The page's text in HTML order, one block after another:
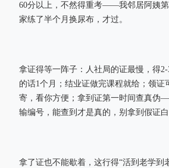
60分以上，不然得重考——我邻居阿姨
家练了半个月换尿布，才过。
拿证得等一阵子：人社局的证最慢，得
的话1个月；结业证做完课程就给；领证
寄，看你方便；拿到证第一时间查真伪
输编号，能查到才是真的，别拿到假证白
拿了证也不能歇着，这行得“活到老学到